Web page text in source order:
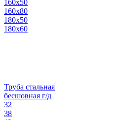
160х50
160х80
180х50
180х60
Труба стальная
бесшовная г/д
32
38